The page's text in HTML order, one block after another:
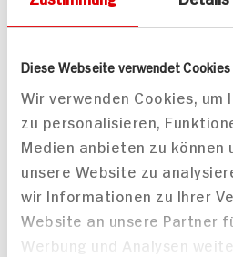
Diese Webseite verwendet Cookies
Wir verwenden Cookies, um
zu personalisieren,
Medien anbieten zu
unsere Website zu
wir Informationen zu Ihrer
Website an unsere Partner
Werbung und Analysen
Leicht
Paella mit
Steinbeißerfilet und
Garnelen